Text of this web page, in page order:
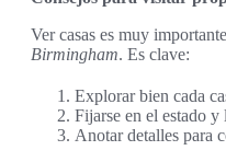
Ver casas es muy
Birmingham. Es clave:
Explorar bien cada
Fijarse en el estado y
Anotar detalles para